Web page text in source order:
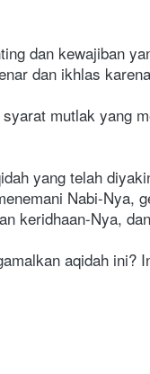
dan kewajiban
dan ikhlas
mutlak yang
yang telah
Nabi-
keridhaan-Nya,
aqidah